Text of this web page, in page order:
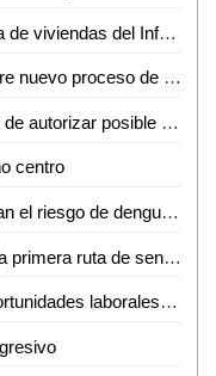
Octavio Romero encabezará entrega de viviendas del Infonavit en Ciudad Valles
Tecnológico superior de Rioverde abre nuevo proceso de admisión por alta demanda
PRI pide estudios ambientales antes de autorizar posible fracking en la Huasteca Potosina
centro
¡Alerta por zancudos! Lluvias disparan el riesgo de dengue, zika y chikungunya
Más de 300 personas participan en la primera ruta de senderismo por la reinserción
Gobierno del estado genera más oportunidades laborales a mujeres potosinas